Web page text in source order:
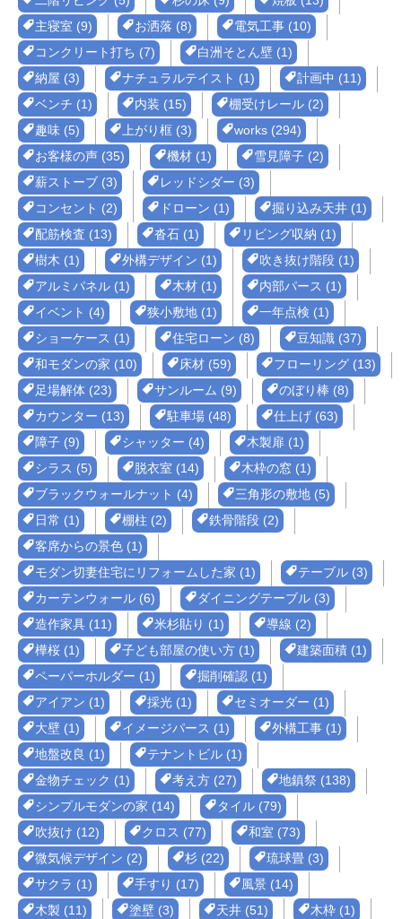
主寝室 (9)
お洒落 (8)
電気工事 (10)
コンクリート打ち (7)
白洲そとん壁 (1)
納屋 (3)
ナチュラルテイスト (1)
計画中 (11)
ベンチ (1)
内装 (15)
棚受けレール (2)
趣味 (5)
上がり框 (3)
works (294)
お客様の声 (35)
機材 (1)
雪見障子 (2)
薪ストーブ (3)
レッドシダー (3)
コンセント (2)
ドローン (1)
掘り込み天井 (1)
配筋検査 (13)
沓石 (1)
リビング収納 (1)
樹木 (1)
外構デザイン (1)
吹き抜け階段 (1)
アルミパネル (1)
木材 (1)
内部パース (1)
イベント (4)
狭小敷地 (1)
一年点検 (1)
ショーケース (1)
住宅ローン (8)
豆知識 (37)
和モダンの家 (10)
床材 (59)
フローリング (13)
足場解体 (23)
サンルーム (9)
のぼり棒 (8)
カウンター (13)
駐車場 (48)
仕上げ (63)
障子 (9)
シャッター (4)
木製扉 (1)
シラス (5)
脱衣室 (14)
木枠の窓 (1)
ブラックウォールナット (4)
三角形の敷地 (5)
日常 (1)
棚柱 (2)
鉄骨階段 (2)
客席からの景色 (1)
モダン切妻住宅にリフォームした家 (1)
テーブル (3)
カーテンウォール (6)
ダイニングテーブル (3)
造作家具 (11)
米杉貼り (1)
導線 (2)
樺桜 (1)
子ども部屋の使い方 (1)
建築面積 (1)
ペーパーホルダー (1)
掘削確認 (1)
アイアン (1)
採光 (1)
セミオーダー (1)
大壁 (1)
イメージパース (1)
外構工事 (1)
地盤改良 (1)
テナントビル (1)
金物チェック (1)
考え方 (27)
地鎮祭 (138)
シンプルモダンの家 (14)
タイル (79)
吹抜け (12)
クロス (77)
和室 (73)
微気候デザイン (2)
杉 (22)
琉球畳 (3)
サクラ (1)
手すり (17)
風景 (14)
木製 (11)
塗壁 (3) 天井 (51)
木枠 (1)